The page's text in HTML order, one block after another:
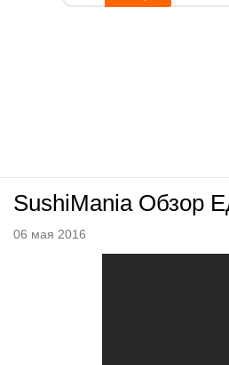
SushiMania Обзор
06 мая 2016